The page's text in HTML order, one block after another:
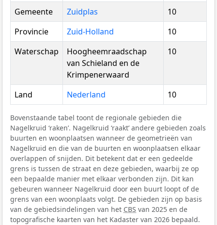
Gemeente Zuidplas
10
Provincie
Zuid-Holland
10
Waterschap
Hoogheemraadschap
van Schieland en de
Krimpenerwaard
10
Land Nederland 10
Bovenstaande tabel toont de regionale gebieden die
Nagelkruid ‘raken’. Nagelkruid ‘raakt’ andere gebieden zoals
buurten en woonplaatsen wanneer de geometrieën van
Nagelkruid en die van de buurten en woonplaatsen elkaar
overlappen of snijden. Dit betekent dat er een gedeelde
grens is tussen de straat en deze gebieden, waarbij ze op
een bepaalde manier met elkaar verbonden zijn. Dit kan
gebeuren wanneer Nagelkruid door een buurt loopt of de
grens van een woonplaats volgt. De gebieden zijn op basis
van de gebiedsindelingen van het CBS van 2025 en de
topografische kaarten van het Kadaster van 2026 bepaald.